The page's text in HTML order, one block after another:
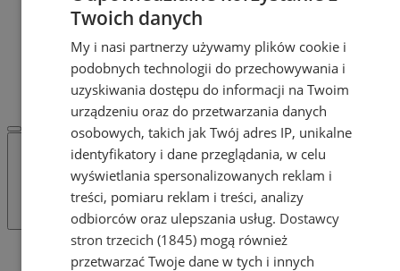
POLECAMY
Protocol IT
Pracuj.pl - praca w Żorach
REKLAMA
WSPÓŁPRACA
Tag: fundusze
Twoich danych
My i nasi partnerzy używamy plików cookie i
podobnych technologii do przechowywania i
uzyskiwania dostępu do informacji na Twoim
urządzeniu oraz do przetwarzania danych
osobowych, takich jak Twój adres IP, unikalne
identyfikatory i dane przeglądania, w celu
wyświetlania spersonalizowanych reklam i
treści, pomiaru reklam i treści, analizy
odbiorców oraz ulepszania usług. Dostawcy
stron trzecich (1845) mogą również
przetwarzać Twoje dane w tych i innych